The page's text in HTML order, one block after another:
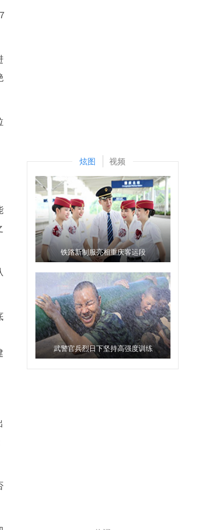
炫图 视频
铁路新制服亮相重庆客运段
武警官兵烈日下坚持高强度训练